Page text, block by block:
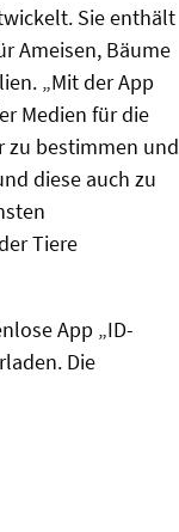
Sie enthält
Ameisen, Bäume
„Mit der App
Medien für die
zu bestimmen und
diese auch zu
Tiere
App „ID-
Die